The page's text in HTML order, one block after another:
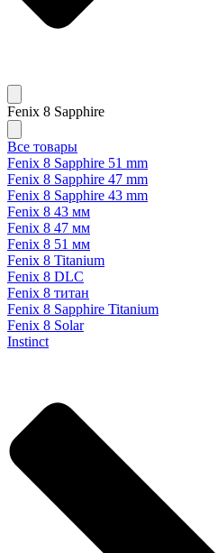
Fenix 8 Sapphire
Все товары
Fenix 8 Sapphire 51 mm
Fenix 8 Sapphire 47 mm
Fenix 8 Sapphire 43 mm
Fenix 8 43 мм
Fenix 8 47 мм
Fenix 8 51 мм
Fenix 8 Titanium
Fenix 8 DLC
Fenix 8 титан
Fenix 8 Sapphire Titanium
Fenix 8 Solar
Instinct